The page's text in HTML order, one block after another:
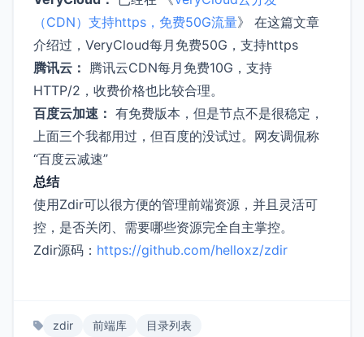
（CDN）支持https，免费50G流量》 在这篇文章
介绍过，VeryCloud每月免费50G，支持https
腾讯云： 腾讯云CDN每月免费10G，支持
HTTP/2，收费价格也比较合理。
百度云加速： 有免费版本，但是节点不是很稳定，
上面三个我都用过，但百度的没试过。网友调侃称
“百度云减速”
总结
使用Zdir可以很方便的管理前端资源，并且灵活可
控，是否关闭、需要哪些资源完全自主掌控。
Zdir源码： https://github.com/helloxz/zdir
zdir 前端库 目录列表